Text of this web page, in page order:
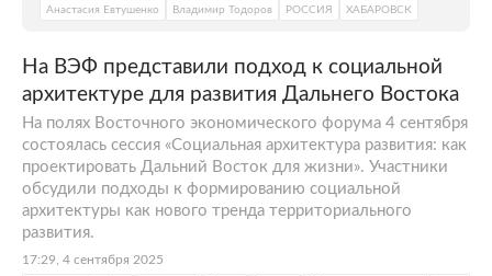
Анастасия Евтушенко Владимир Тодоров РОССИЯ ХАБАРОВСК
На ВЭФ представили подход к социальной
архитектуре для развития Дальнего Востока
На полях Восточного экономического форума 4 сентября
состоялась сессия «Социальная архитектура развития: как
проектировать Дальний Восток для жизни». Участники
обсудили подходы к формированию социальной
архитектуры как нового тренда территориального
развития.
17:29, 4 сентября 2025